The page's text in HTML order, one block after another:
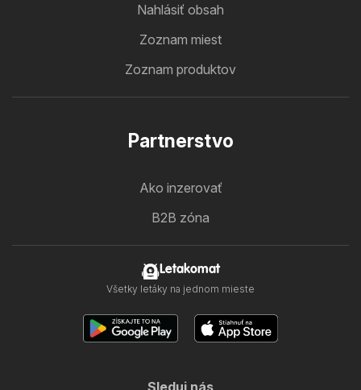
Nahlásiť obsah
Zoznam miest
Zoznam produktov
Partnerstvo
Ako inzerovať
B2B zóna
Letakomat
Všetky letáky na jednom mieste
Sleduj nás